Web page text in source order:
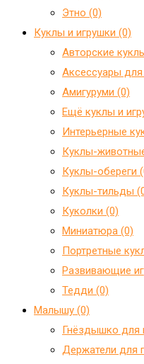
Этно (0)
Куклы и игрушки (0)
Авторские
Аксессуары для
Амигуруми (0)
Ещё куклы и
Интерьерные
Куклы-
Куклы-обереги
Куклы-тильды
Куколки (0)
Миниатюра (0)
Портретные
Развивающие
Тедди (0)
Малышу (0)
Гнёздышко для
Держатели для